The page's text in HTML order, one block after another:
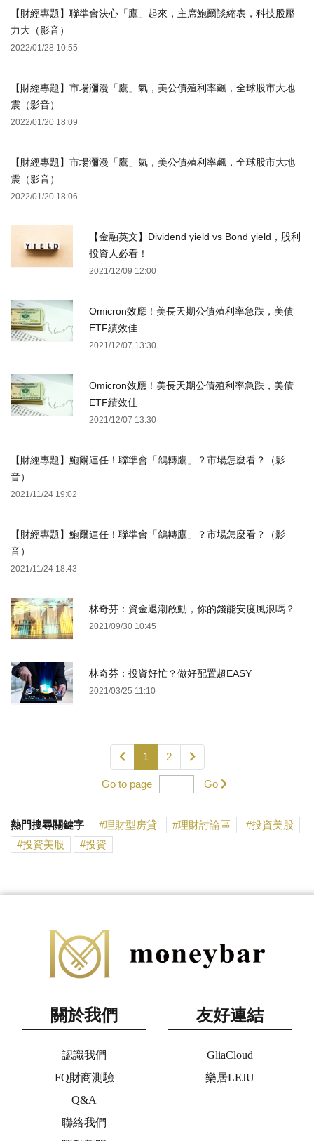
【財經專題】聯準會決心「鷹」起來，主席鮑爾談縮表，科技股壓
力大（影音）
2022/01/28 10:55
【財經專題】市場瀰漫「鷹」氣，美公債殖利率飆，全球股市大地
震（影音）
2022/01/20 18:09
【財經專題】市場瀰漫「鷹」氣，美公債殖利率飆，全球股市大地
震（影音）
2022/01/20 18:06
【金融英文】Dividend yield vs Bond yield，股利
投資人必看！
2021/12/09 12:00
Omicron效應！美長天期公債殖利率急跌，美債
ETF績效佳
2021/12/07 13:30
Omicron效應！美長天期公債殖利率急跌，美債
ETF績效佳
2021/12/07 13:30
【財經專題】鮑爾連任！聯準會「鴿轉鷹」？市場怎麼看？（影
音）
2021/11/24 19:02
【財經專題】鮑爾連任！聯準會「鴿轉鷹」？市場怎麼看？（影
音）
2021/11/24 18:43
林奇芬：資金退潮啟動，你的錢能安度風浪嗎？
2021/09/30 10:45
林奇芬：投資好忙？做好配置超EASY
2021/03/25 11:10
1 2
Go to page Go
熱門搜尋關鍵字 理財型房貸 理財討論區
投資美股
投資美股
投資
關於我們
認識我們
FQ財商測驗
Q&A
聯絡我們
友好連結
GliaCloud
樂居LEJU